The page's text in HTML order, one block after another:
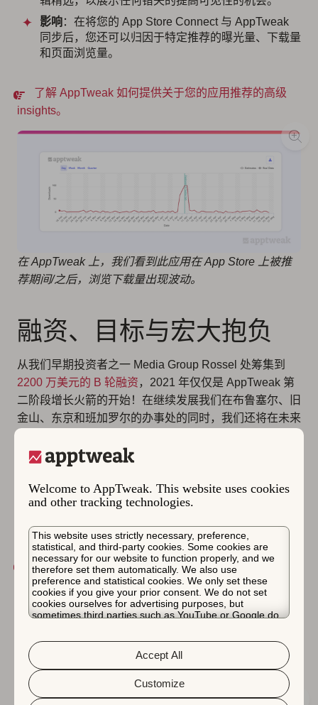
Welcome to AppTweak. This website uses cookies
and other tracking technologies.
This website uses strictly necessary, preference,
statistical, and third-party cookies. Some cookies are
necessary for our website to function properly, and we
therefore set them automatically. We also use
preference and statistical cookies. We only set these
cookies if you give your prior consent. We do not set
cookies ourselves for advertising purposes, but
sometimes third parties such as YouTube or Google do.
about the protection of your personal data and the
different cookies we use, please read our
&Privacy Policy. You can customize your cookie settings
and preferences by clicking the “Customize” button.
Customize
Accept All
影响：在将您的 App Store Connect 与 AppTweak
同步后，您还可以归因于特定推荐的曝光量、下载量
和页面浏览量。
了解 AppTweak 如何提供关于您的应用推荐的高级
insights。
在 AppTweak 上，我们看到此应用在 App Store 上被推
荐期间/之后，浏览下载量出现波动。
融资、目标与宏大抱负
从我们早期投资者之一 Media Group Rossel 处筹集到
2200 万美元的 B 轮融资 ，2021 年仅仅是 AppTweak 第
二阶段增长火箭的开始！在继续发展我们在布鲁塞尔、旧
金山、东京和班加罗尔的办事处的同时，我们还将在未来
点来加强 AppTweak 的国际影响力
我们的宏伟计划还包括为我们的 Enterprise 客户提供多
样化的托管服务，以支持对定制化应用增长建议
和更独特的功能来发展我们的 ASO 平台。
我们正在寻找有动力和才华的人才，帮助我们更快更
强地成长。不要再犹豫，加入这场不可思议的冒险吧！
总结